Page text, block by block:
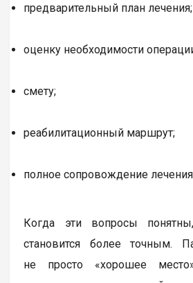
предварительный план лечения;
оценку необходимости
смету;
реабилитационный маршрут;
полное сопровождение
Когда эти вопросы
становится более точным.
не просто «хорошее